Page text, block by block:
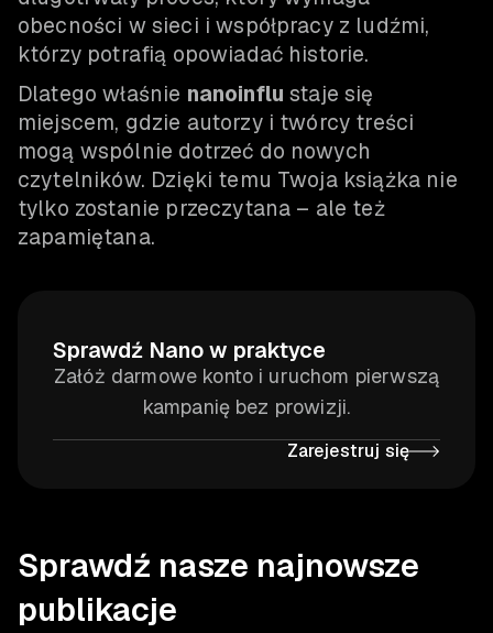
obecności w sieci i współpracy z ludźmi,
którzy potrafią opowiadać historie.
Dlatego właśnie nanoinflu staje się
miejscem, gdzie autorzy i twórcy treści
mogą wspólnie dotrzeć do nowych
czytelników. Dzięki temu Twoja książka nie
tylko zostanie przeczytana – ale też
zapamiętana.
Sprawdź Nano w praktyce
Załóż darmowe konto i uruchom pierwszą
kampanię bez prowizji.
Zarejestruj się
Sprawdź nasze najnowsze
publikacje